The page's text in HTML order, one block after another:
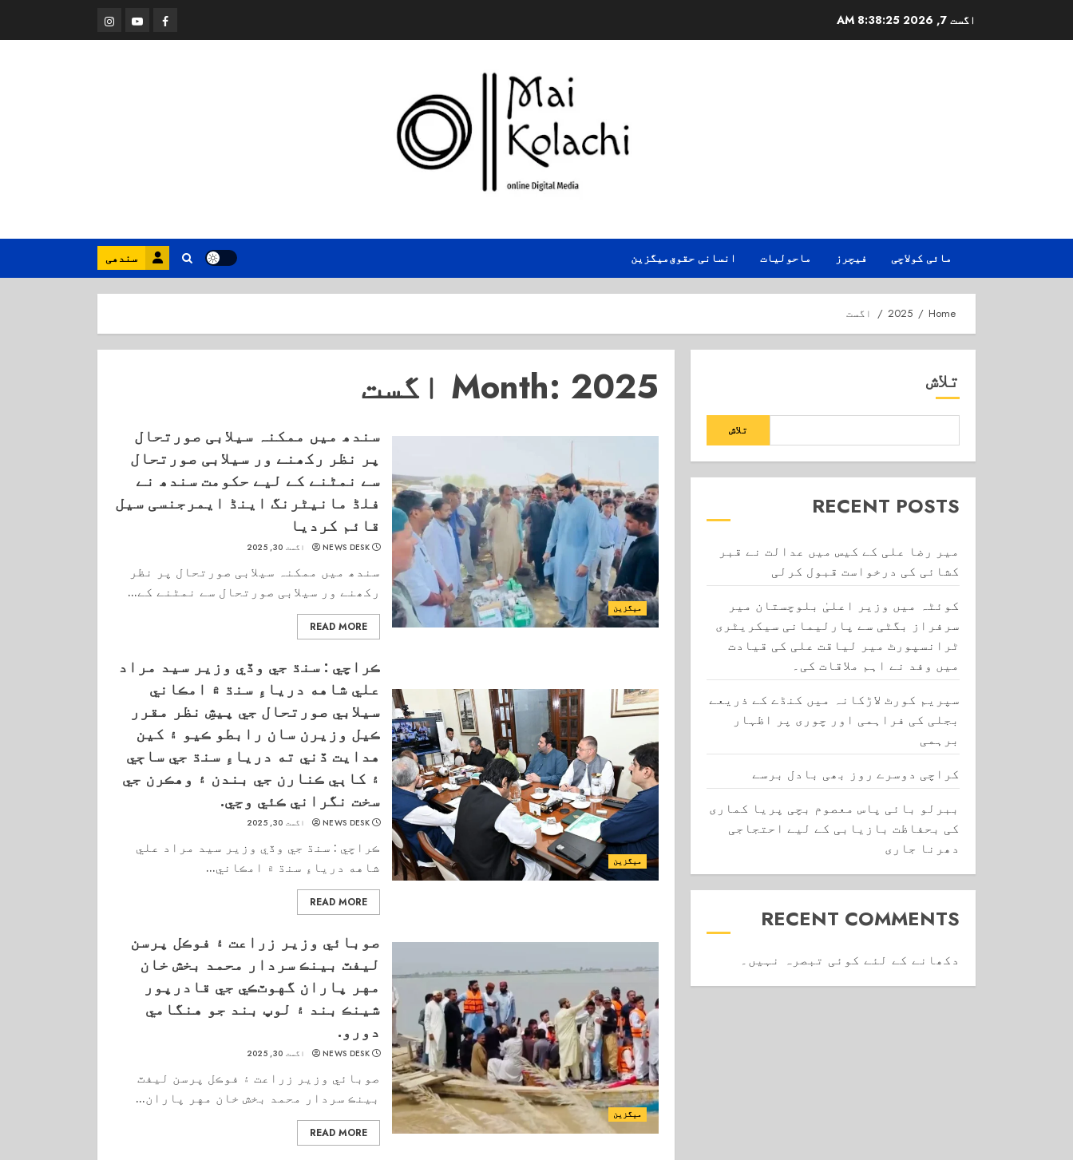
اگست 7, 2026 8:38:26 AM
Facebook
Youtube
Instagram
مائی کولاچی فیچرز ماحولیات انسانی حقوقمیگزین سندھی
Home
2025 اگست
Month: 2025 اگست
میگزین
سندھ میں ممکنہ سیلابی صورتحال
پر نظر رکھنے ور سیلابی صورتحال
سے نمٹنے کے لیے حکومت سندھ نے
فلڈ مانیٹرنگ اینڈ ایمرجنسی سیل
قائم کردیا
NEWS DESK اگست 30, 2025
سندھ میں ممکنہ سیلابی صورتحال پر نظر
رکھنے ور سیلابی صورتحال سے نمٹنے کے...
READ MORE
میگزین
ڪراچي : سنڌ جي وڏي وزير سيد مراد
علي شاهه درياءِ سنڌ ۾ امڪاني
سيلابي صورتحال جي پيشِ نظر مقرر
ڪيل وزيرن سان رابطو ڪيو ۽ کين
هدايت ڏني ته درياءِ سنڌ جي ساڄي
۽ کاٻي ڪنارن جي بندن ۽ وهڪرن جي
سخت نگراني ڪئي وڃي.
NEWS DESK اگست 30, 2025
ڪراچي : سنڌ جي وڏي وزير سيد مراد علي
شاهه درياءِ سنڌ ۾ امڪاني...
READ MORE
میگزین
صوبائي وزير زراعت ۽ فوڪل پرسن
ليفٽ بينڪ سردار محمد بخش خان
مهر پاران گهوٽڪي جي قادرپور
شينڪ بند ۽ لوپ بند جو هنگامي
دورو.
NEWS DESK اگست 30, 2025
صوبائي وزير زراعت ۽ فوڪل پرسن ليفٽ
بينڪ سردار محمد بخش خان مهر پاران...
READ MORE
تلاش
تلاش
RECENT POSTS
میر رضا علی کے کیس میں عدالت نے قبر
کشائی کی درخواست قبول کرلی
کوئٹہ میں وزیر اعلیٰ بلوچستان میر
سرفراز بگٹی سے پارلیمانی سیکریٹری
ٹرانسپورٹ میر لیاقت علی کی قیادت
میں وفد نے اہم ملاقات کی۔
سپریم کورٹ لاڑکانہ میں کنڈے کے ذریعے
بجلی کی فراہمی اور چوری پر اظہار
برہمی
کراچی دوسرے روز بھی بادل برسے
ببرلو بائی پاس معصوم بچی پریا کماری
کی بحفاظت بازیابی کے لیے احتجاجی
دھرنا جاری
RECENT COMMENTS
دکھانے کے لئے کوئی تبصرہ نہیں۔